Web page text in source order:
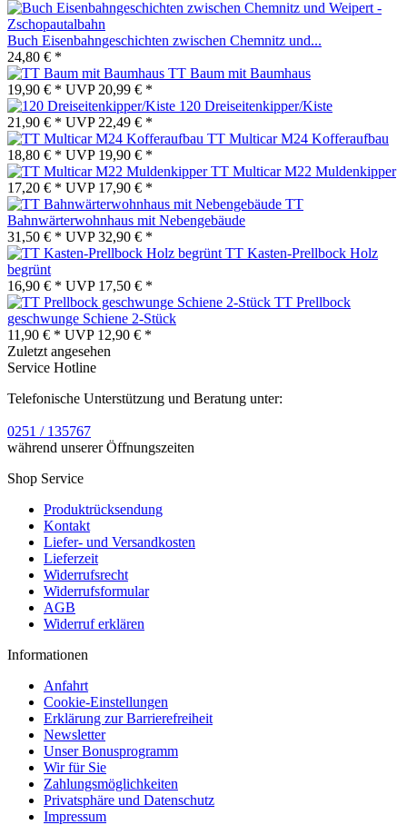
Buch Eisenbahngeschichten zwischen Chemnitz und...
24,80 € *
TT Baum mit Baumhaus
19,90 € * UVP 20,99 € *
120 Dreiseitenkipper/Kiste
21,90 € * UVP 22,49 € *
TT Multicar M24 Kofferaufbau
18,80 € * UVP 19,90 € *
TT Multicar M22 Muldenkipper
17,20 € * UVP 17,90 € *
TT
Bahnwärterwohnhaus mit Nebengebäude
31,50 € * UVP32,90 € *
TT Kasten-Prellbock Holz
begrünt
16,90 € * UVP 17,50 € *
TT Prellbock
geschwunge Schiene 2-Stück
11,90 € * UVP 12,90 € *
Zuletzt angesehen
Service Hotline
Telefonische Unterstützung und Beratung unter:
0251 / 135767
während unserer Öffnungszeiten
Shop Service
Produktrücksendung
Kontakt
Liefer- und Versandkosten
Lieferzeit
Widerrufsrecht
Widerrufsformular
AGB
Widerruf erklären
Informationen
Anfahrt
Cookie-Einstellungen
Erklärung zur Barrierefreiheit
Newsletter
Unser Bonusprogramm
Wir für Sie
Zahlungsmöglichkeiten
Privatsphäre und Datenschutz
Impressum